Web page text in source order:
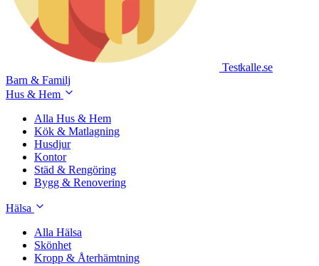
Testkalle.se
Barn & Familj
Hus & Hem
Alla Hus & Hem
Kök & Matlagning
Husdjur
Kontor
Städ & Rengöring
Bygg & Renovering
Hälsa
Alla Hälsa
Skönhet
Kropp & Återhämtning